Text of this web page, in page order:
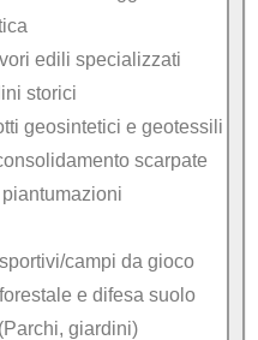
edili specializzati
storici
geosintetici e geotessili
scarpate
campi da gioco
e difesa suolo
giardini)